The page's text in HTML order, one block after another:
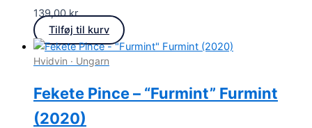
139,00kr.
Tilføj til kurv
Hvidvin · Ungarn
Fekete Pince – “Furmint” Furmint
(2020)